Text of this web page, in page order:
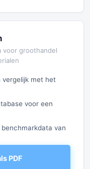
voor groothandel
vergelijk met het
voor een
van
PDF